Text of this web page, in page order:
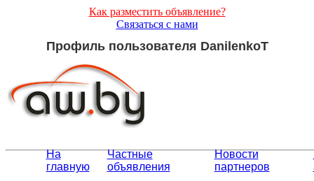
Как разместить объявление?
Связаться с нами
Профиль пользователя DanilenkoT
На
главную
Частные
объявления
Новости
партнеров